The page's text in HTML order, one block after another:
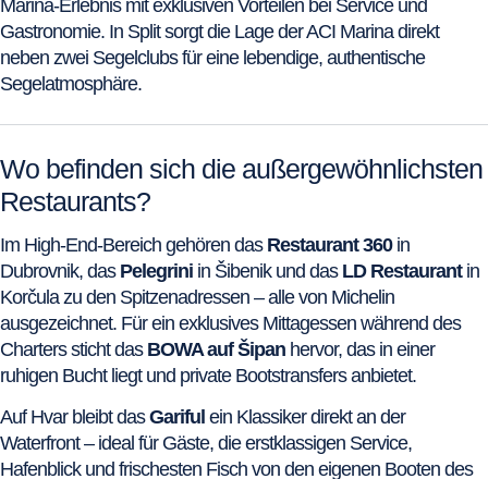
Marina-Erlebnis mit exklusiven Vorteilen bei Service und
Gastronomie. In Split sorgt die Lage der ACI Marina direkt
neben zwei Segelclubs für eine lebendige, authentische
Segelatmosphäre.
Wo befinden sich die außergewöhnlichsten
Restaurants?
Im High-End-Bereich gehören das Restaurant 360in
Dubrovnik, das Pelegrini in Šibenik und das LD Restaurantin
Korčula zu den Spitzenadressen – alle von Michelin
ausgezeichnet. Für ein exklusives Mittagessen während des
Charters sticht das BOWA auf Šipan hervor, das in einer
ruhigen Bucht liegt und private Bootstransfers anbietet.
Auf Hvar bleibt dasGariful ein Klassiker direkt an der
Waterfront – ideal für Gäste, die erstklassigen Service,
Hafenblick und frischesten Fisch von den eigenen Booten des